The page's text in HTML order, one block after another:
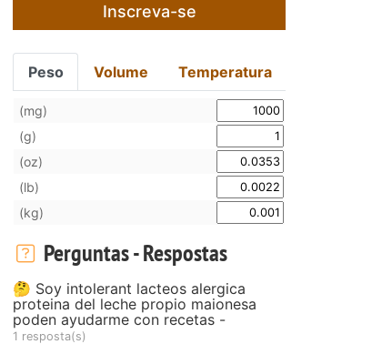
Inscreva-se
Peso Volume Temperatura
(mg)
(g)
(oz)
(lb)
(kg)
Perguntas - Respostas
🤔 Soy intolerant lacteos alergica
proteina del leche propio maionesa
poden ayudarme con recetas -
1 resposta(s)